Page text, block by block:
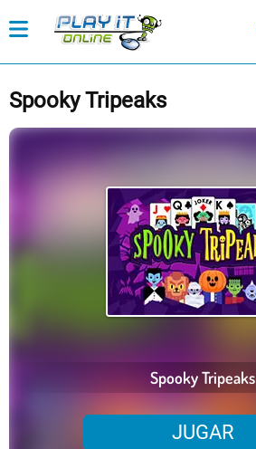
Spooky Tripeaks
Spooky Tripeaks
JUGAR